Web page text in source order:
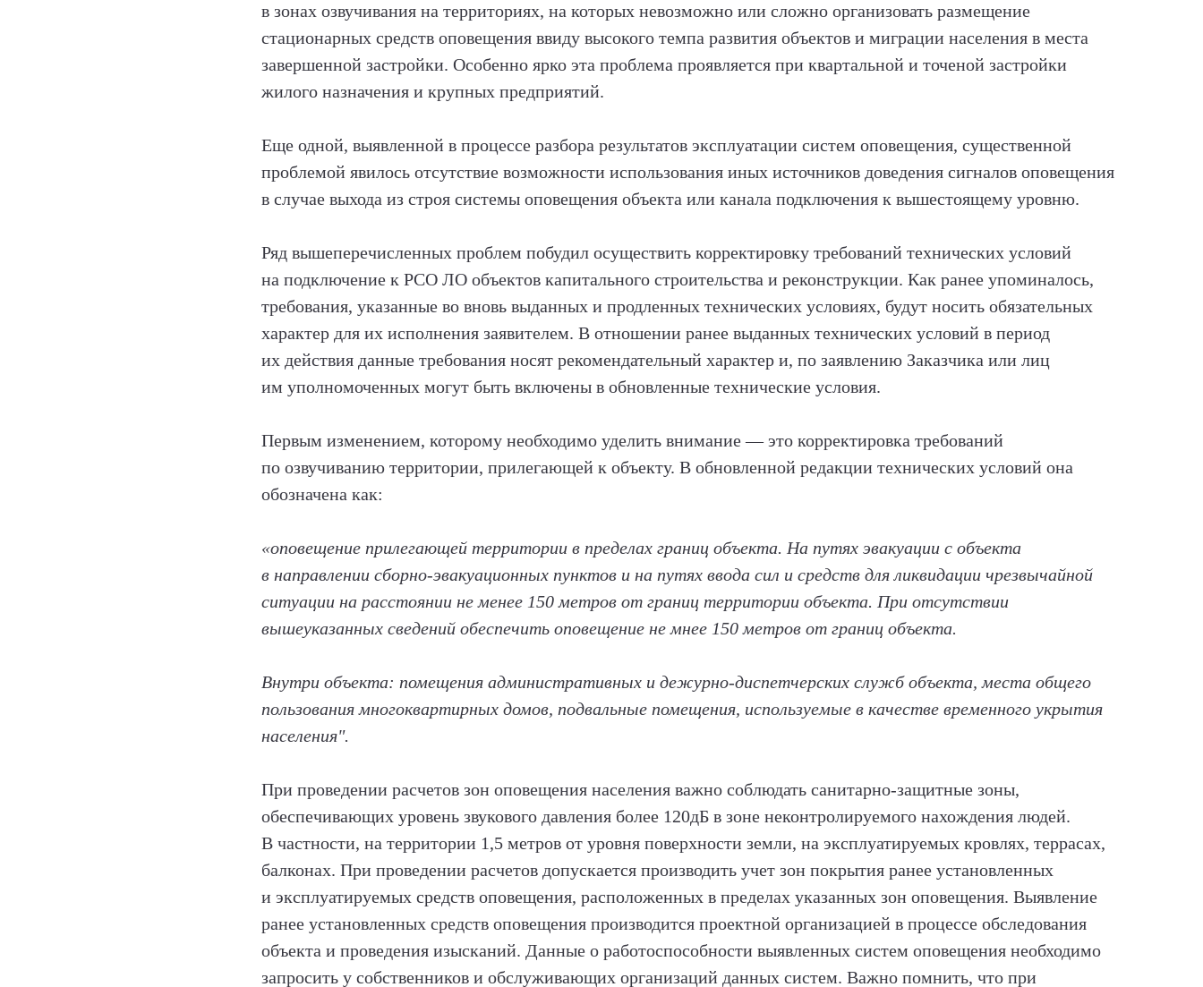
в зонах озвучивания на территориях, на которых невозможно или сложно организовать размещение
стационарных средств оповещения ввиду высокого темпа развития объектов и миграции населения в места
завершенной застройки. Особенно ярко эта проблема проявляется при квартальной и точеной застройки
жилого назначения и крупных предприятий.
Еще одной, выявленной в процессе разбора результатов эксплуатации систем оповещения, существенной
проблемой явилось отсутствие возможности использования иных источников доведения сигналов оповещения
в случае выхода из строя системы оповещения объекта или канала подключения к вышестоящему уровню.
Ряд вышеперечисленных проблем побудил осуществить корректировку требований технических условий
на подключение к РСО ЛО объектов капитального строительства и реконструкции. Как ранее упоминалось,
требования, указанные во вновь выданных и продленных технических условиях, будут носить обязательных
характер для их исполнения заявителем. В отношении ранее выданных технических условий в период
их действия данные требования носят рекомендательный характер и, по заявлению Заказчика или лиц
им уполномоченных могут быть включены в обновленные технические условия.
Первым изменением, которому необходимо уделить внимание — это корректировка требований
по озвучиванию территории, прилегающей к объекту. В обновленной редакции технических условий она
обозначена как:
«оповещение прилегающей территории в пределах границ объекта. На путях эвакуации с объекта
в направлении сборно-эвакуационных пунктов и на путях ввода сил и средств для ликвидации чрезвычайной
ситуации на расстоянии не менее 150 метров от границ территории объекта. При отсутствии
вышеуказанных сведений обеспечить оповещение не мнее 150 метров от границ объекта.
Внутри объекта: помещения административных и дежурно-диспетчерских служб объекта, места общего
пользования многоквартирных домов, подвальные помещения, используемые в качестве временного укрытия
населения".
При проведении расчетов зон оповещения населения важно соблюдать санитарно-защитные зоны,
обеспечивающих уровень звукового давления более 120дБ в зоне неконтролируемого нахождения людей.
В частности, на территории 1,5 метров от уровня поверхности земли, на эксплуатируемых кровлях, террасах,
балконах. При проведении расчетов допускается производить учет зон покрытия ранее установленных
и эксплуатируемых средств оповещения, расположенных в пределах указанных зон оповещения. Выявление
ранее установленных средств оповещения производится проектной организацией в процессе обследования
объекта и проведения изысканий. Данные о работоспособности выявленных систем оповещения необходимо
запросить у собственников и обслуживающих организаций данных систем. Важно помнить, что при